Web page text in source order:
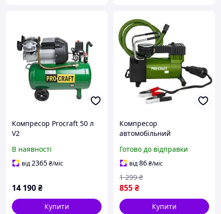
Компресор Procraft 50 л
V2
В наявності
від2365₴/міс
14 190₴
Купити
Компресор
автомобільний
Готово до відправки
від86₴/міс
855₴
1 299 ₴
Купити